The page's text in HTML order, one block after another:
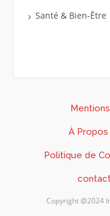
Santé & Bien-Être
À
Politique de
Copyright @2024